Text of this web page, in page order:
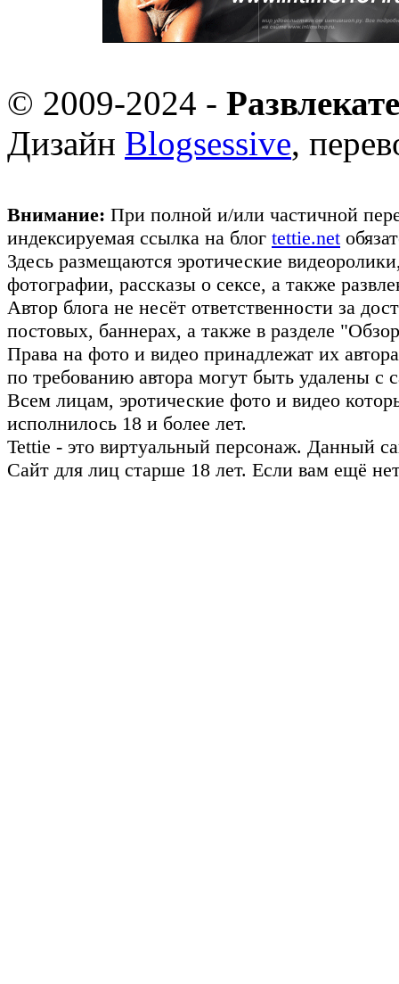
© 2009-2024 -
Дизайн Blogsessive,
Внимание: При полной и/или частичной
индексируемая ссылка на блог tettie.net
Здесь размещаются эротические
фотографии, рассказы о сексе, а также
Автор блога не несёт ответственности за
постовых, баннерах, а также в разделе
Права на фото и видео принадлежат их
по требованию автора могут быть удалены с
Всем лицам, эротические фото и видео
исполнилось 18 и более лет.
Tettie - это виртуальный персонаж. Данный
Сайт для лиц старше 18 лет. Если вам ещё